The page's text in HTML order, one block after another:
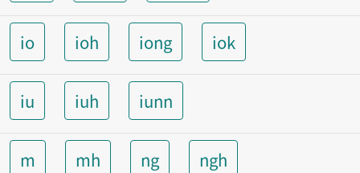
io ioh iong iok
iu iuh iunn
m mh ng ngh